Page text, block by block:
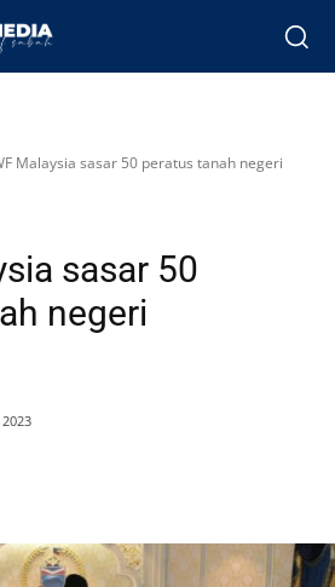
Malaysia sasar 50 peratus tanah negeri
sasar 50
negeri